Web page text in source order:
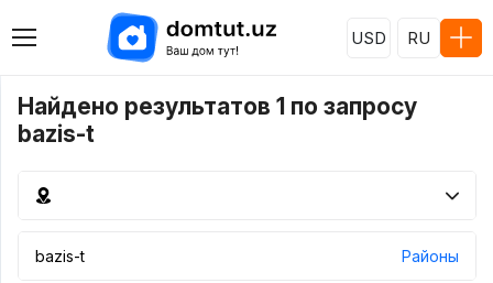
USD RU
Найдено результатов 1 по запросу
bazis-t
Районы